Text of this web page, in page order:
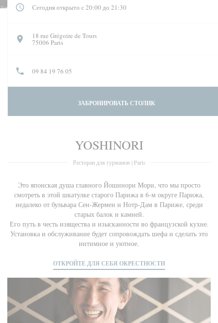
Сегодня открыто с 20:00 до 21:30
18 rue Grégoire de Tours
75006 Paris
09 84 19 76 05
ЗАБРОНИРОВАТЬ СТОЛИК
YOSHINORI
Ресторан для гурманов | Paris
Это японская душа главного Йошинори Мори, что мы просто
смотреть в этой шкатулке старого Парижа в 6-м округе Парижа,
недалеко от бульвара Сен-Жермен и Нотр-Дам в Париже, среди
старых балок и камней.
Его путь в честь изящества и изысканности во французской кухне.
Установка и обслуживание будет сопровождать шефа и сделать это
интимное и уютное.
ОТКРОЙТЕ ДЛЯ СЕБЯ ОКРЕСТНОСТИ